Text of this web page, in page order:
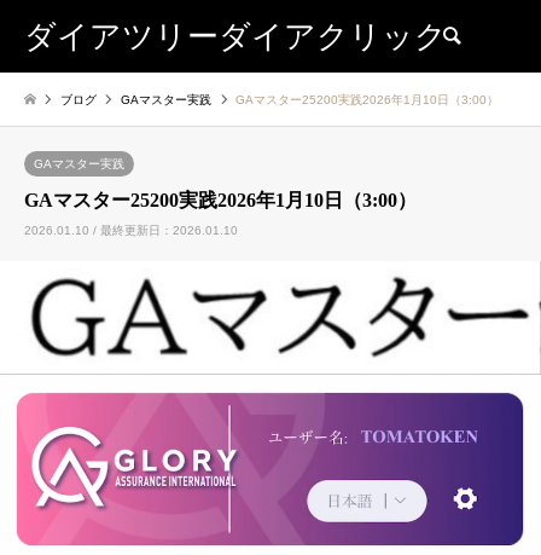
ダイアツリーダイアクリック
ブログ GAマスター実践 GAマスター25200実践2026年1月10日（3:00）
GAマスター実践
GAマスター25200実践2026年1月10日（3:00）
2026.01.10 / 最終更新日：2026.01.10